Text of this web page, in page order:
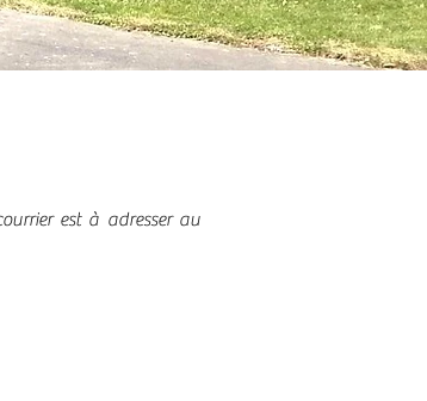
est à adresser au